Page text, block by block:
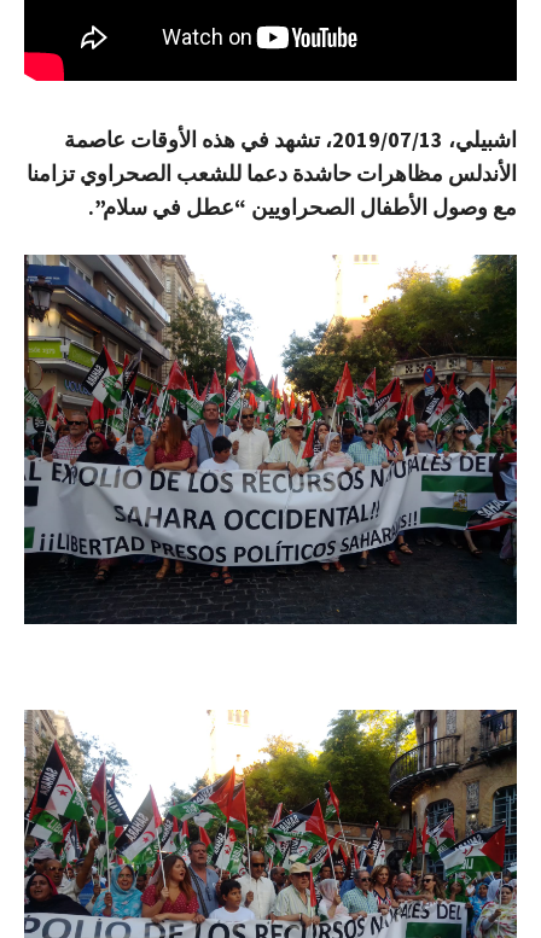
اشبيلي، 2019/07/13، تشهد في هذه الأوقات عاصمة
الأندلس مظاهرات حاشدة دعما للشعب الصحراوي تزامنا
مع وصول الأطفال الصحراويين “عطل في سلام”.